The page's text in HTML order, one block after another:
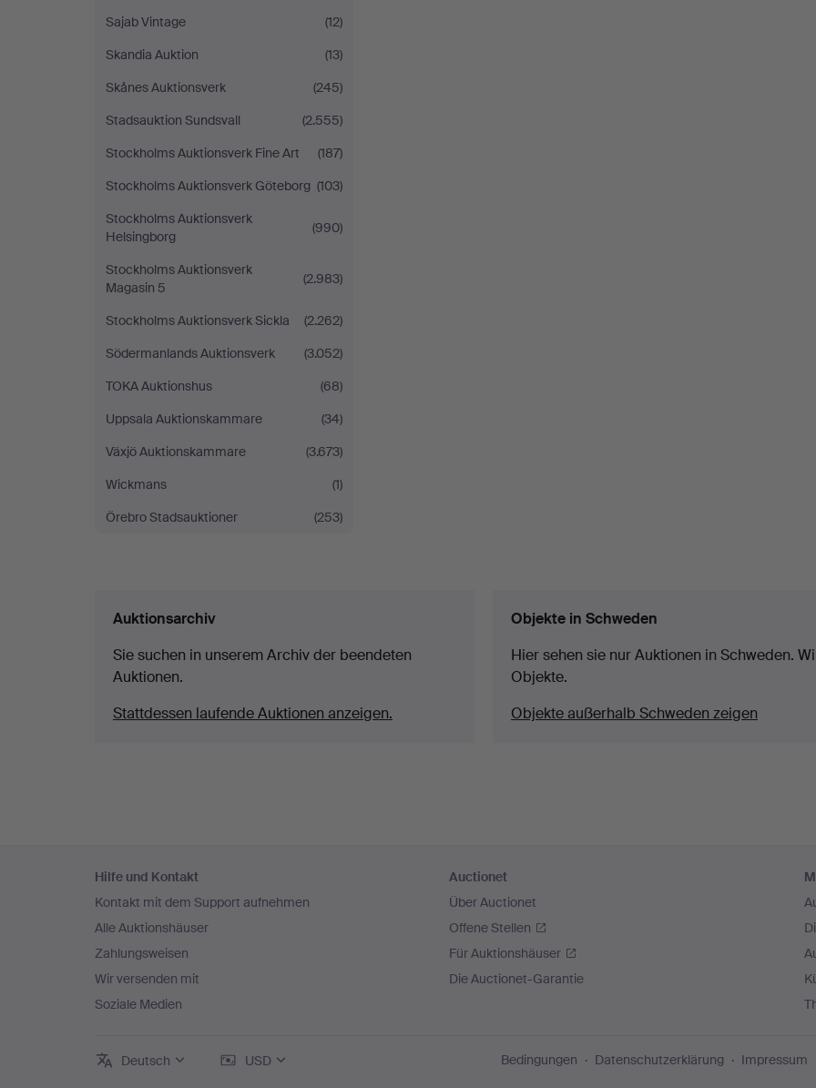
Sajab Vintage
(12)
Skandia Auktion
(13)
Skånes Auktionsverk
(245)
Stadsauktion Sundsvall
(2.555)
Stockholms Auktionsverk Fine Art
(187)
Stockholms Auktionsverk Göteborg (103)
Stockholms Auktionsverk
Helsingborg
(990)
Stockholms Auktionsverk
Magasin 5
(2.983)
Stockholms Auktionsverk Sickla
(2.262)
Södermanlands Auktionsverk
(3.052)
TOKA Auktionshus
(68)
Uppsala Auktionskammare
(34)
Växjö Auktionskammare
(3.673)
Wickmans
(1)
Örebro Stadsauktioner
(253)
Auktionsarchiv
Sie suchen in unserem Archiv der beendeten
Auktionen.
Stattdessen laufende Auktionen anzeigen.
Objekte in Schweden
Hier sehen sie nur Auktionen in Schweden.
Objekte.
Objekte außerhalb Schweden zeigen
Navigation
Hilfe und Kontakt
Kontakt mit dem Support aufnehmen
Alle Auktionshäuser
Zahlungsweisen
Wir versenden mit
Soziale Medien
Auctionet
Über Auctionet
Offene Stellen
Für Auktionshäuser
Die Auctionet-Garantie
Deutsch USD Bedingungen Datenschutzerklärung Impressum